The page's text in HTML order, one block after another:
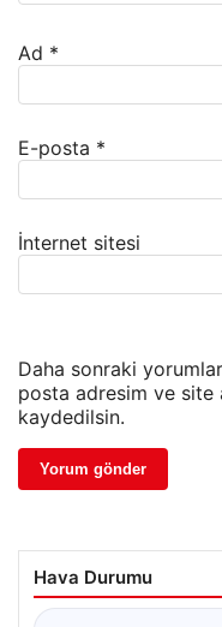
Ad *
E-posta *
İnternet sitesi
Daha sonraki
posta adresim ve site
kaydedilsin.
Hava Durumu